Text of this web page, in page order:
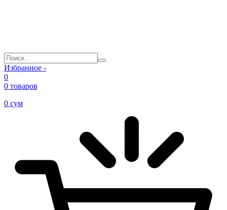
Избранное -
0
0 товаров
0 сум